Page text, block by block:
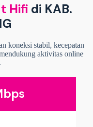
Hifi di KAB.
koneksi stabil, kecepatan
aktivitas online